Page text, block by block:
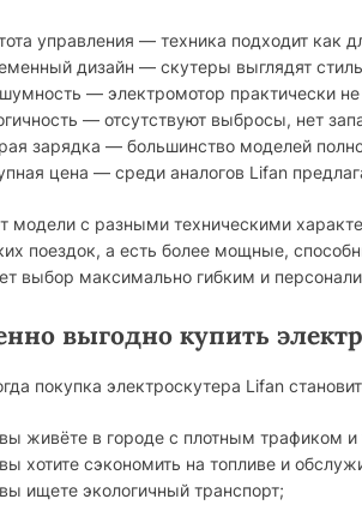
управления — техника подходит как
дизайн — скутеры выглядят
— электромотор практически
— отсутствуют выбросы, нет
зарядка — большинство моделей
цена — среди аналогов Lifan
модели с разными техническими
поездок, а есть более мощные,
выбор максимально гибким и
выгодно купить
покупка электроскутера Lifan
живёте в городе с плотным трафиком и
хотите сэкономить на топливе и
ищете экологичный транспорт;